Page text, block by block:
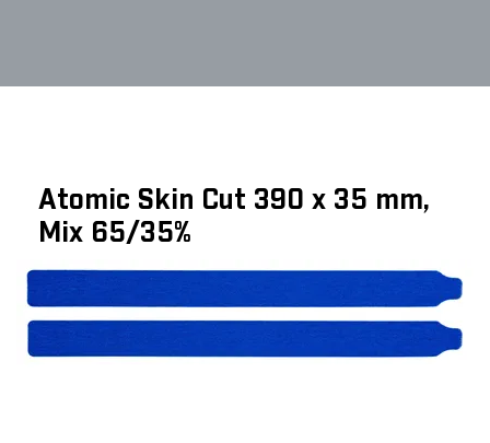
Atomic Skin Cut 390 x 35 mm,
Mix 65/35%